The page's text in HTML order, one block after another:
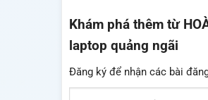
Khám phá thêm từ
laptop quảng ngãi
Đăng ký để nhận các bài
Nhập email của bạn…